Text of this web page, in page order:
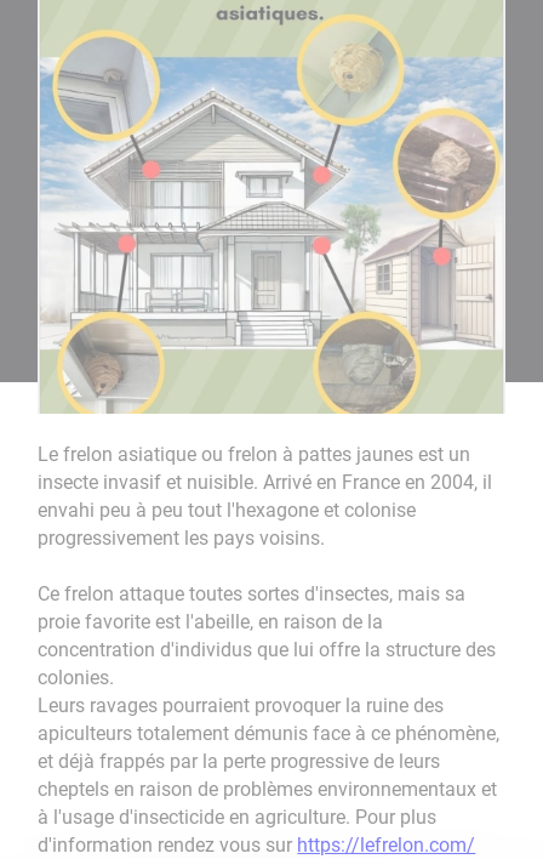
Le frelon asiatique ou frelon à pattes jaunes est un
insecte invasif et nuisible. Arrivé en France en 2004, il
envahi peu à peu tout l'hexagone et colonise
progressivement les pays voisins.
Ce frelon attaque toutes sortes d'insectes, mais sa
proie favorite est l'abeille, en raison de la
concentration d'individus que lui offre la structure des
colonies.
Leurs ravages pourraient provoquer la ruine des
apiculteurs totalement démunis face à ce phénomène,
et déjà frappés par la perte progressive de leurs
cheptels en raison de problèmes environnementaux et
à l'usage d'insecticide en agriculture. Pour plus
d'information rendez vous sur https://lefrelon.com/